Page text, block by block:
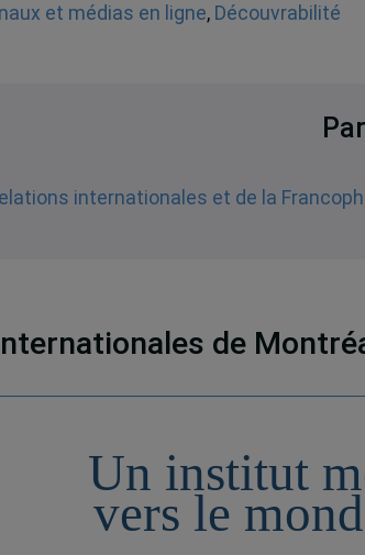
et médias en ligne, Découvrabilité
de
Un institut
vers le